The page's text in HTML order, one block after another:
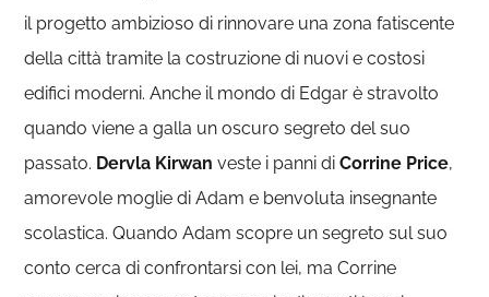
il progetto ambizioso di rinnovare una zona fatiscente
della città tramite la costruzione di nuovi e costosi
edifici moderni. Anche il mondo di Edgar è stravolto
quando viene a galla un oscuro segreto del suo
passato. Dervla Kirwan veste i panni diCorrine Price,
amorevole moglie di Adam e benvoluta insegnante
scolastica. Quando Adam scopre un segreto sul suo
conto cerca di confrontarsi con lei, ma Corrine